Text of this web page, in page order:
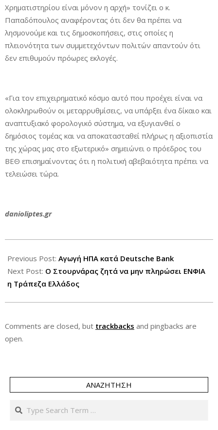
Χρηματιστηρίου είναι μόνον η αρχή» τονίζει ο κ.
Παπαδόπουλος αναφέροντας ότι δεν θα πρέπει να
λησμονούμε και τις δημοσκοπήσεις, στις οποίες η
πλειονότητα των συμμετεχόντων πολιτών απαντούν ότι
δεν επιθυμούν πρόωρες εκλογές.
«Για τον επιχειρηματικό κόσμο αυτό που προέχει είναι να
ολοκληρωθούν οι μεταρρυθμίσεις, να υπάρξει ένα δίκαιο και
αναπτυξιακό φορολογικό σύστημα, να εξυγιανθεί ο
δημόσιος τομέας και να αποκατασταθεί πλήρως η αξιοπιστία
της χώρας μας στο εξωτερικό» σημειώνει ο πρόεδρος του
ΒΕΘ επισημαίνοντας ότι η πολιτική αβεβαιότητα πρέπει να
τελειώσει τώρα.
danioliptes.gr
12-
10
Previous Post: Αγωγή ΗΠΑ κατά Deutsche Bank
Next Post: Ο Στουρνάρας ζητά να μην πληρώσει ΕΝΦΙΑ
η Τράπεζα Ελλάδος
Comments are closed, but trackbacks and pingbacks are
open.
ΑΝΑΖΉΤΗΣΗ
Search